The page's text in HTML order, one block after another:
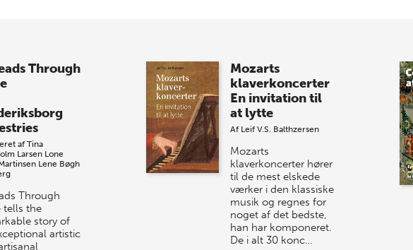
Through
af Tina
Larsen Lone
Lene Bøgh
Through
tells the
story of
artistic
Mozarts
klaverkoncerter
En invitation til
at lytte
Af Leif V.S. Balthzersen
Mozarts
klaverkoncerter hører
til de mest elskede
værker i den klassiske
musik og regnes for
noget af det bedste,
han har komponeret.
De i alt 30 konc…